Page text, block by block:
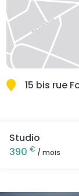
15 bis rue
Studio
390 € / mois